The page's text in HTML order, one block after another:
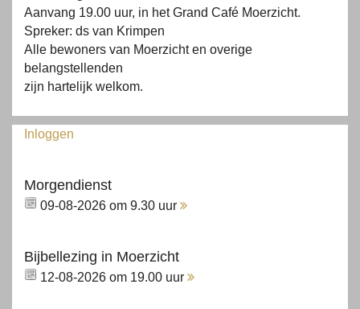
Aanvang 19.00 uur, in het Grand Café Moerzicht.
Spreker: ds van Krimpen
Alle bewoners van Moerzicht en overige
belangstellenden
zijn hartelijk welkom.
Inloggen
Morgendienst
09-08-2026 om 9.30 uur
Bijbellezing in Moerzicht
12-08-2026 om 19.00 uur